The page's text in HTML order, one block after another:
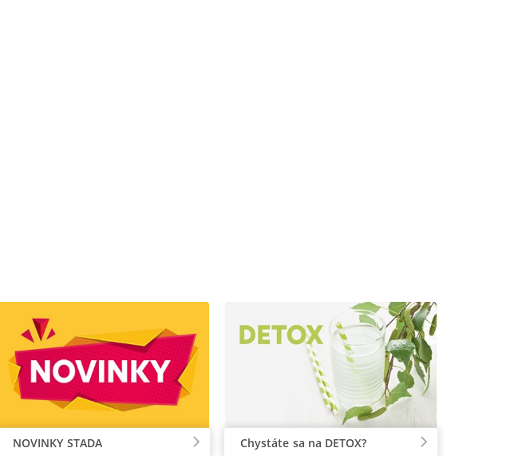
NOVINKY STADA Chystáte sa na DETOX?